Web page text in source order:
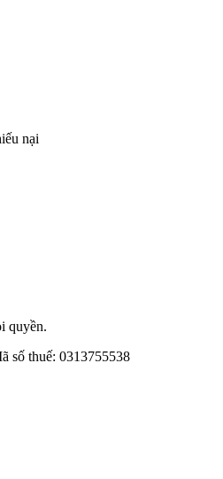
nại
quyền.
số thuế: 0313755538